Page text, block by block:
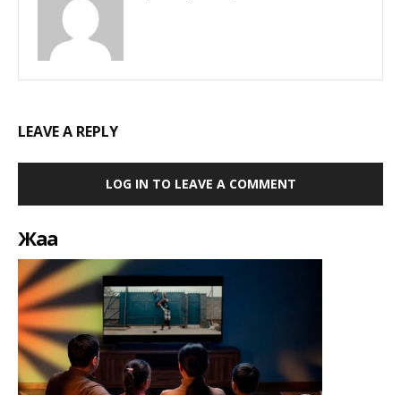
LEAVE A REPLY
LOG IN TO LEAVE A COMMENT
Жаңа